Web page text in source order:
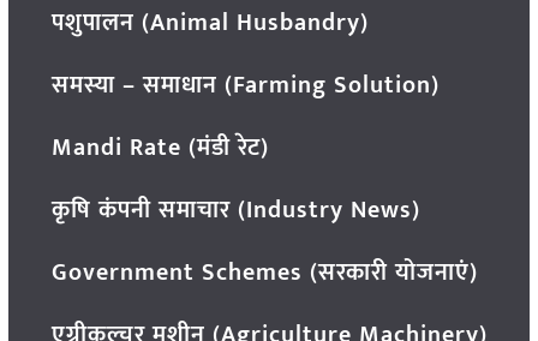
पशुपालन (Animal Husbandry)
समस्या – समाधान (Farming Solution)
Mandi Rate (मंडी रेट)
कृषि कंपनी समाचार (Industry News)
Government Schemes (सरकारी योजनाएं)